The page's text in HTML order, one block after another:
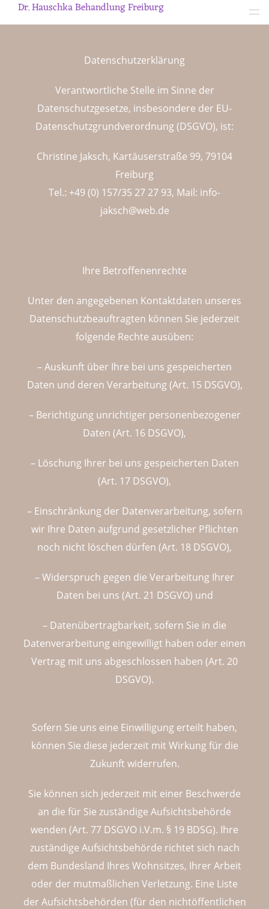
Dr. Hauschka Behandlung Freiburg
Datenschutzerklärung
Verantwortliche Stelle im Sinne der
Datenschutzgesetze, insbesondere der EU-
Datenschutzgrundverordnung (DSGVO), ist:
Christine Jaksch, Kartäuserstraße 99, 79104
Freiburg
Tel.: +49 (0) 157/35 27 27 93, Mail: info-
jaksch@web.de
Ihre Betroffenenrechte
Unter den angegebenen Kontaktdaten unseres
Datenschutzbeauftragten können Sie jederzeit
folgende Rechte ausüben:
– Auskunft über Ihre bei uns gespeicherten
Daten und deren Verarbeitung (Art. 15 DSGVO),
– Berichtigung unrichtiger personenbezogener
Daten (Art. 16 DSGVO),
– Löschung Ihrer bei uns gespeicherten Daten
(Art. 17 DSGVO),
– Einschränkung der Datenverarbeitung, sofern
wir Ihre Daten aufgrund gesetzlicher Pflichten
noch nicht löschen dürfen (Art. 18 DSGVO),
– Widerspruch gegen die Verarbeitung Ihrer
Daten bei uns (Art. 21 DSGVO) und
– Datenübertragbarkeit, sofern Sie in die
Datenverarbeitung eingewilligt haben oder einen
Vertrag mit uns abgeschlossen haben (Art. 20
DSGVO).
Sofern Sie uns eine Einwilligung erteilt haben,
können Sie diese jederzeit mit Wirkung für die
Zukunft widerrufen.
Sie können sich jederzeit mit einer Beschwerde
an die für Sie zuständige Aufsichtsbehörde
wenden (Art. 77 DSGVO i.V.m. § 19 BDSG). Ihre
zuständige Aufsichtsbehörde richtet sich nach
dem Bundesland Ihres Wohnsitzes, Ihrer Arbeit
oder der mutmaßlichen Verletzung. Eine Liste
der Aufsichtsbehörden (für den nichtöffentlichen